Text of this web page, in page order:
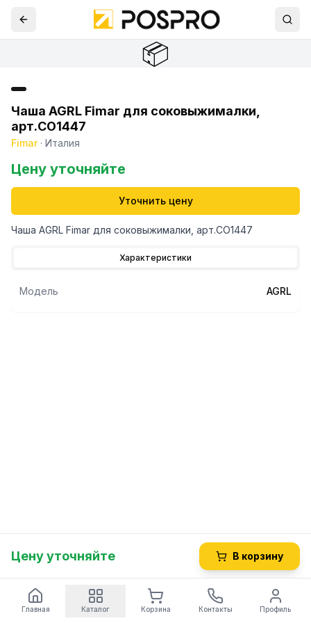
📦
Чаша AGRL Fimar для соковыжималки,
арт.CO1447
Fimar· Италия
Цену уточняйте
Уточнить цену
Чаша AGRL Fimar для соковыжималки, арт.CO1447
Характеристики
Модель AGRL
Цену уточняйте В корзину
Главная Каталог Корзина Контакты Профиль